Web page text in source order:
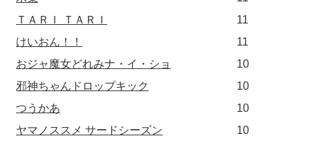
ＴＡＲＩ ＴＡＲＩ
11
けいおん！！
11
おジャ魔女どれみナ・イ・ショ
10
邪神ちゃんドロップキック
10
つうかあ
10
ヤマノススメ サードシーズン
10